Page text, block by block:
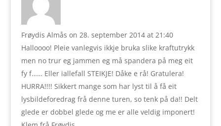
Frøydis Almås on 28. september 2014 at 21:40
Halloooo! Pleie vanlegvis ikkje bruka slike kraftutrykk
men no trur eg jammen eg må spandera på meg eit
fy f…… Eller iallefall STEIKJE! Dåke e rå! Gratulera!
HURRA!!!! Sikkert mange som har lyst til å få eit
lysbildeforedrag frå denne turen, so tenk på da!! Delt
glede er dobbel glede og me er alle veldig imponert!